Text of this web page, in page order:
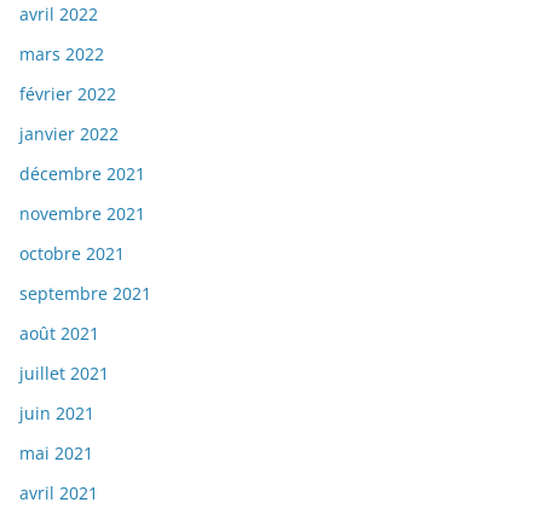
avril 2022
mars 2022
février 2022
janvier 2022
décembre 2021
novembre 2021
octobre 2021
septembre 2021
août 2021
juillet 2021
juin 2021
mai 2021
avril 2021